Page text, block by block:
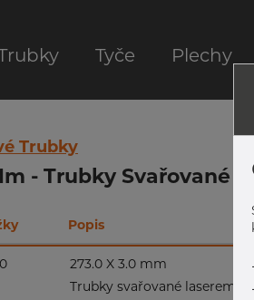
Tyče Plechy
Trubky
- Trubky Svařované
Popis
273.0 X 3.0 mm
Trubky svařované laserem,